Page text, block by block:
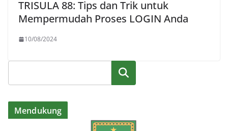
TRISULA 88: Tips dan Trik untuk
Mempermudah Proses LOGIN Anda
10/08/2024
Cari
Mendukung